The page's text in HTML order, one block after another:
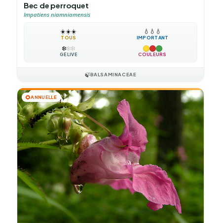
Bec de perroquet
Impatiens niamniamensis
☀️☀️☀️
TOUS
💧 💧 💧
IMPORTANT
❄️❄️❄️
GÉLIVE COULEURS
🍃BALSAMINACEAE
🌻ANNUELLE